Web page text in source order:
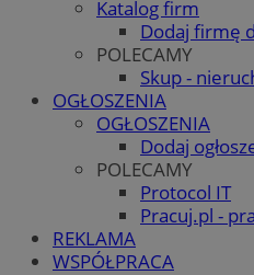
Katalog firm
Dodaj firmę
POLECAMY
Skup -
OGŁOSZENIA
OGŁOSZENIA
Dodaj
POLECAMY
Protocol IT
Pracuj.pl -
REKLAMA
WSPÓŁPRACA